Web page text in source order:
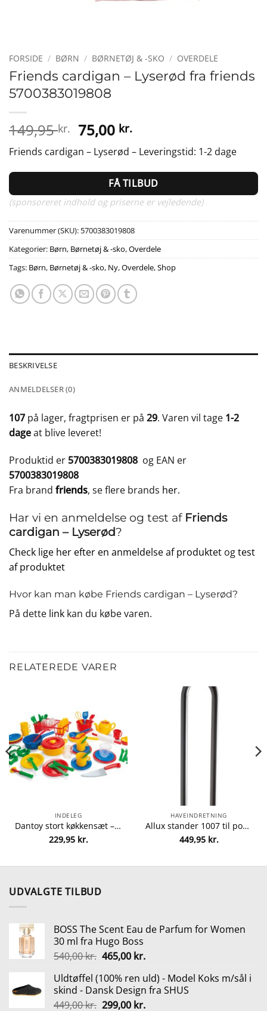
FORSIDE / BØRN / BØRNETØJ & -SKO / OVERDELE
Friends cardigan – Lyserød fra friends
5700383019808
149,95kr. Den
oprindelige
pris
var:
149,95 kr..
75,00 kr.Den
aktuelle
pris
er:
75,00 kr..
Friends cardigan – Lyserød – Leveringstid: 1-2 dage
FÅ TILBUD
(sponsoreret indhold og priserne er vejledende)
Varenummer (SKU): 5700383019808
Kategorier: Børn, Børnetøj & -sko,Overdele
Tags: Børn, Børnetøj & -sko, Ny,Overdele,Shop
BESKRIVELSE
ANMELDELSER (0)
107 på lager, fragtprisen er på 29. Varen vil tage 1-2
dageat blive leveret!
Produktid er 5700383019808 og EAN er
5700383019808
Fra brand friends, se flere brands her.
Har vi en anmeldelse og test af Friends
cardigan – Lyserød?
Check lige her efter en anmeldelse af produktet ogtest
af produktet
Hvor kan man købe Friends cardigan – Lyserød?
På dette link kan du købe varen.
RELATEREDE VARER
INDELEG
Dantoy stort køkkensæt – 59 dele fra dantoy 5701217042566
229,95 kr.
HAVEINDRETNING
Allux stander 1007 til postkasse – Sort fra allux 5701701590085
449,95 kr.
UDVALGTE TILBUD
BOSS The Scent Eau de Parfum for Women
30 ml fra Hugo Boss
540,00kr. Den
pris
var:
540,00 kr..
465,00 kr.Den
pris
er:
465,00 kr..
Uldtøffel (100% ren uld) - Model Koks m/sål i
skind - Dansk Design fra SHUS
449,00kr. Den
299,00 kr.Den